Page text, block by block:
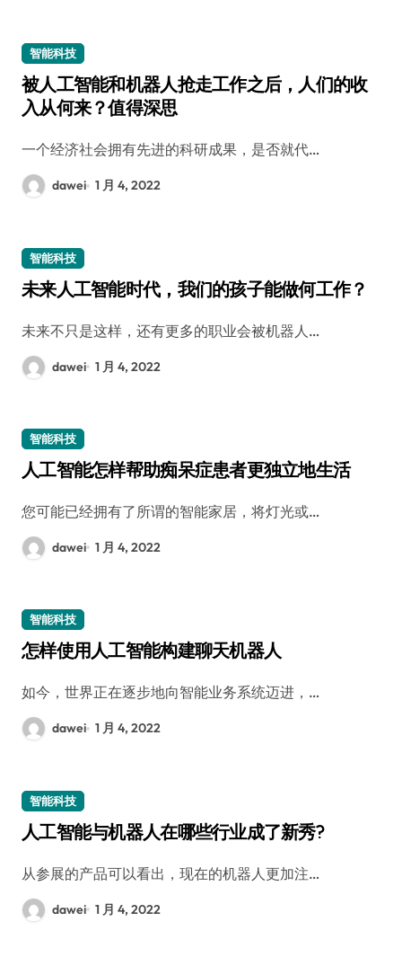
智能科技
被人工智能和机器人抢走工作之后，人们的收
入从何来？值得深思
一个经济社会拥有先进的科研成果，是否就代…
dawei 1 月 4, 2022
智能科技
未来人工智能时代，我们的孩子能做何工作？
未来不只是这样，还有更多的职业会被机器人…
dawei 1 月 4, 2022
智能科技
人工智能怎样帮助痴呆症患者更独立地生活
您可能已经拥有了所谓的智能家居，将灯光或…
dawei 1 月 4, 2022
智能科技
怎样使用人工智能构建聊天机器人
如今，世界正在逐步地向智能业务系统迈进，…
dawei 1 月 4, 2022
智能科技
人工智能与机器人在哪些行业成了新秀?
从参展的产品可以看出，现在的机器人更加注…
dawei 1 月 4, 2022